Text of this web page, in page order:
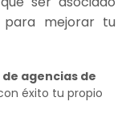
para mejorar tu
agencias de
éxito tu propio